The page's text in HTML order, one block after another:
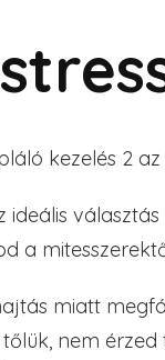
kezelés 2
ideális
a
miatt
nem